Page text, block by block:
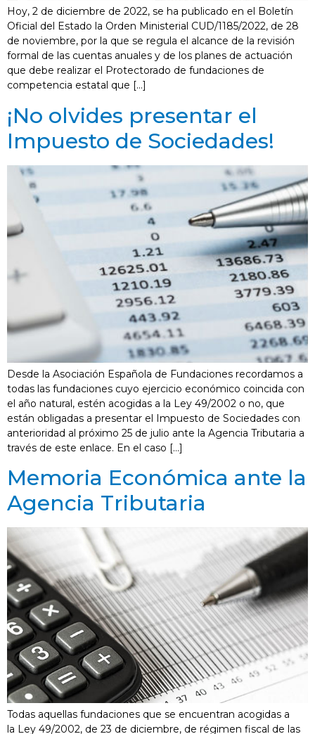
Hoy, 2 de diciembre de 2022, se ha publicado en el Boletín
Oficial del Estado la Orden Ministerial CUD/1185/2022, de 28
de noviembre, por la que se regula el alcance de la revisión
formal de las cuentas anuales y de los planes de actuación
que debe realizar el Protectorado de fundaciones de
competencia estatal que […]
¡No olvides presentar el
Impuesto de Sociedades!
Desde la Asociación Española de Fundaciones recordamos a
todas las fundaciones cuyo ejercicio económico coincida con
el año natural, estén acogidas a la Ley 49/2002 o no, que
están obligadas a presentar el Impuesto de Sociedades con
anterioridad al próximo 25 de julio ante la Agencia Tributaria a
través de este enlace. En el caso […]
Memoria Económica ante la
Agencia Tributaria
Todas aquellas fundaciones que se encuentran acogidas a
la Ley 49/2002, de 23 de diciembre, de régimen fiscal de las